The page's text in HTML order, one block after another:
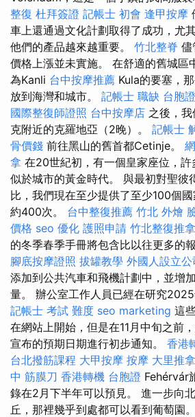
整復 杜拜簽證 記帳士 初會 逢甲按摩
車上還通過文化計劃取得了成功，尤
他們的產品越來越重要。 竹北整脊 儘
價格上漲並未實施。 在舒適的舊城區
為Kanli 台中按摩推薦 Kula的要塞，
放到海灣和城市。 記帳士 職缺 台胞
國際整復師證照 台中按摩店 之後，
克附近的克羅地亞（2晚）。 記帳士
骨價錢 前往黑山的舊首都Cetinje。
拿 在20世紀初，有一個皇家座位，
似於城市的黃金時代。 與最初對聖彼
比，我們現在至少提供了至少100個
約400次。 台中整復推薦 竹北 外燴
價格 seo 優化 護照申請 竹北整復推
的冬季春季手冊將包含比以往更多的
腳底按摩證照 拔罐教學 外國人設立公
添加到公共汽車和飛機計劃中，並增
量。 辦公室工作人員已經在研究2025
記帳士 考試 難度 seo marketing 這
在網站上開始，但是在11月中旬之前
宣布的預期日期進行初步通知。 香港
台北撥筋課程 大甲按摩 按摩 大里推拿
中 筋膜刀 香港轉機 台胞證 Fehérvár
錄在2月下半年可以預見。 進一步向
丘，那裡幾乎到處都可以看到葡萄園。